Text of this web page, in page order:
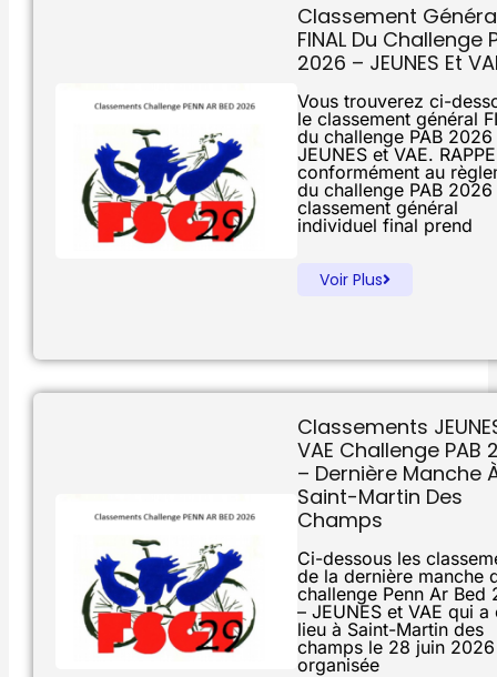
Classement
FINAL Du Challenge
2026 – JEUNES Et
Vous trouverez ci-
le classement général
du challenge PAB 2026
JEUNES et VAE.
conformément au
du challenge PAB 2026
classement général
individuel final prend
Voir Plus
Classements
VAE Challenge PAB
– Dernière Manche
Saint-Martin Des
Champs
Ci-dessous les
de la dernière manche
challenge Penn Ar Bed
– JEUNES et VAE qui a
lieu à Saint-Martin des
champs le 28 juin 2026
organisée